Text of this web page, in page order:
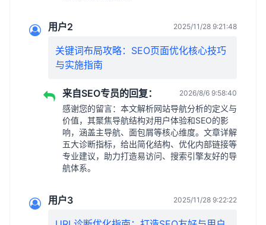
用户2 2025/11/28 9:21:48
关键词布局攻略：SEO页面优化核心技巧
与实施指南
来自SEO专员的回复： 2026/8/6 9:58:40
感谢您的留言：本文解析网站导航分析的定义与
价值，其聚焦导航结构对用户体验和SEO的影
响，涵盖主导航、面包屑等核心维度。文章详解
五大诊断指标，给出简化结构、优化内部链接等
专业建议，助力打造易访问、搜索引擎友好的导
航体系。
用户3 2025/11/28 9:22:22